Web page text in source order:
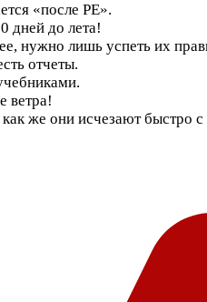
«после PE».
дней до лета!
нужно лишь успеть их
отчеты.
ветра!
же они исчезают быстро с